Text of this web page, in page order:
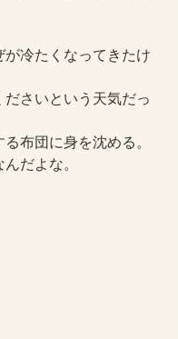
冷たくなってきたけ
さいという天気だっ
布団に身を沈める。
だよな。